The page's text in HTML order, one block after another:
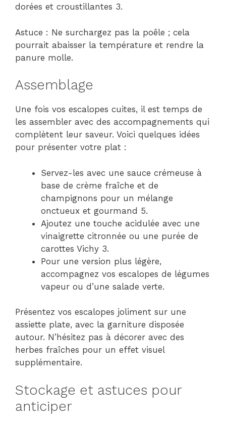
dorées et croustillantes 3.
Astuce : Ne surchargez pas la poêle ; cela
pourrait abaisser la température et rendre la
panure molle.
Assemblage
Une fois vos escalopes cuites, il est temps de
les assembler avec des accompagnements qui
complètent leur saveur. Voici quelques idées
pour présenter votre plat :
Servez-les avec une sauce crémeuse à
base de crème fraîche et de
champignons pour un mélange
onctueux et gourmand 5.
Ajoutez une touche acidulée avec une
vinaigrette citronnée ou une purée de
carottes Vichy 3.
Pour une version plus légère,
accompagnez vos escalopes de légumes
vapeur ou d’une salade verte.
Présentez vos escalopes joliment sur une
assiette plate, avec la garniture disposée
autour. N’hésitez pas à décorer avec des
herbes fraîches pour un effet visuel
supplémentaire.
Stockage et astuces pour
anticiper